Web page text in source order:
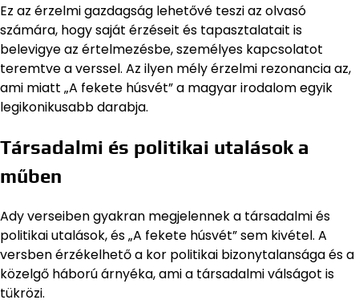
Ez az érzelmi gazdagság lehetővé teszi az olvasó
számára, hogy saját érzéseit és tapasztalatait is
belevigye az értelmezésbe, személyes kapcsolatot
teremtve a verssel. Az ilyen mély érzelmi rezonancia az,
ami miatt „A fekete húsvét” a magyar irodalom egyik
legikonikusabb darabja.
Társadalmi és politikai utalások a
műben
Ady verseiben gyakran megjelennek a társadalmi és
politikai utalások, és „A fekete húsvét” sem kivétel. A
versben érzékelhető a kor politikai bizonytalansága és a
közelgő háború árnyéka, ami a társadalmi válságot is
tükrözi.